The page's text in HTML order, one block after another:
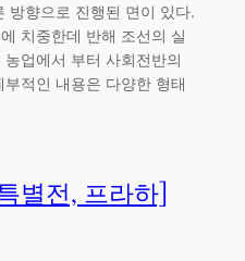
방향으로 진행된 면이 있다.
치중한데 반해 조선의 실
업에서 부터 사회전반의
적인 내용은 다양한 형태
별전, 프라하]